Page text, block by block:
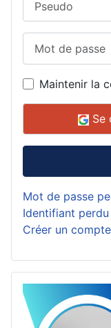
Maintenir la
Se
Mot de passe
Identifiant perdu
Créer un compte